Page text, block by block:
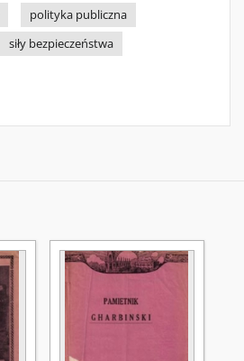
polityka publiczna
siły bezpieczeństwa